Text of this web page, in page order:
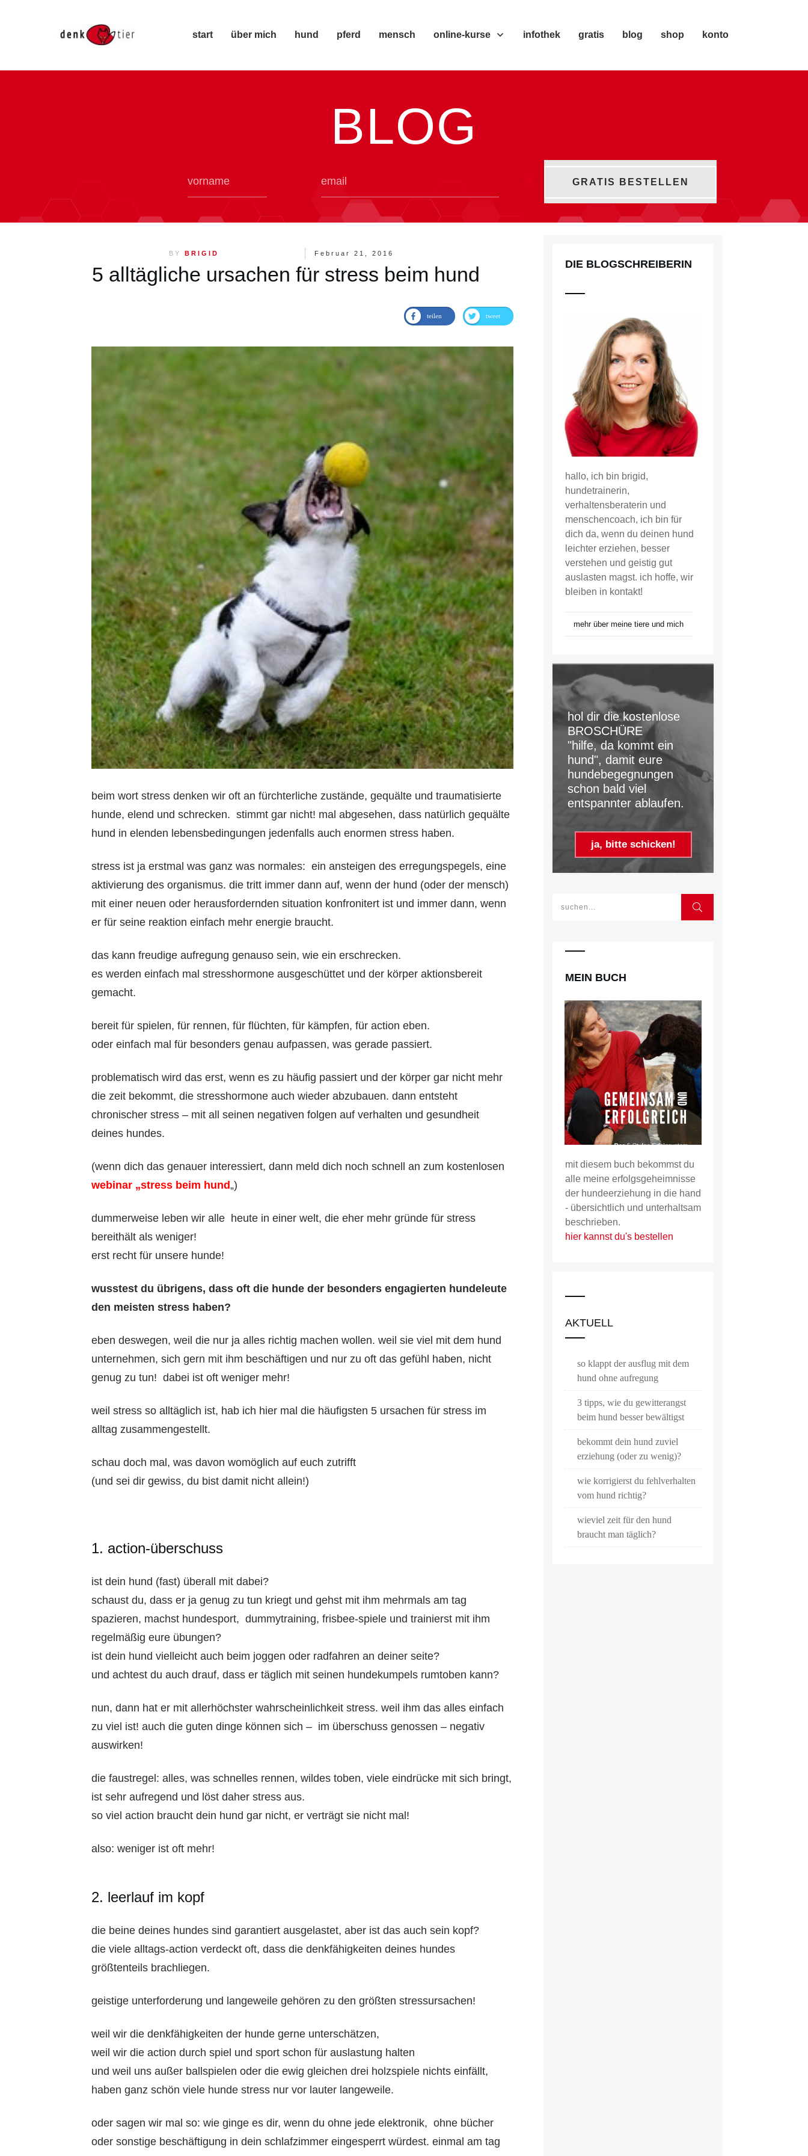
start über mich hund pferd mensch online-kurse infothek gratis blog shop konto
BLOG
GRATIS BESTELLEN
BY BRIGID Februar 21, 2016
5 alltägliche ursachen für stress beim hund
teilen tweet
beim wort stress denken wir oft an fürchterliche zustände, gequälte und traumatisierte
hunde, elend und schrecken. stimmt gar nicht! mal abgesehen, dass natürlich gequälte
hund in elenden lebensbedingungen jedenfalls auch enormen stress haben.
stress ist ja erstmal was ganz was normales: ein ansteigen des erregungspegels, eine
aktivierung des organismus. die tritt immer dann auf, wenn der hund (oder der mensch)
mit einer neuen oder herausfordernden situation konfronitert ist und immer dann, wenn
er für seine reaktion einfach mehr energie braucht.
das kann freudige aufregung genauso sein, wie ein erschrecken.
es werden einfach mal stresshormone ausgeschüttet und der körper aktionsbereit
gemacht.
bereit für spielen, für rennen, für flüchten, für kämpfen, für action eben.
oder einfach mal für besonders genau aufpassen, was gerade passiert.
problematisch wird das erst, wenn es zu häufig passiert und der körper gar nicht mehr
die zeit bekommt, die stresshormone auch wieder abzubauen. dann entsteht
chronischer stress – mit all seinen negativen folgen auf verhalten und gesundheit
deines hundes.
(wenn dich das genauer interessiert, dann meld dich noch schnell an zum kostenlosen
webinar „stress beim hund„)
dummerweise leben wir alle heute in einer welt, die eher mehr gründe für stress
bereithält als weniger!
erst recht für unsere hunde!
wusstest du übrigens, dass oft die hunde der besonders engagierten hundeleute
den meisten stress haben?
eben deswegen, weil die nur ja alles richtig machen wollen. weil sie viel mit dem hund
unternehmen, sich gern mit ihm beschäftigen und nur zu oft das gefühl haben, nicht
genug zu tun! dabei ist oft weniger mehr!
weil stress so alltäglich ist, hab ich hier mal die häufigsten 5 ursachen für stress im
alltag zusammengestellt.
schau doch mal, was davon womöglich auf euch zutrifft
(und sei dir gewiss, du bist damit nicht allein!)
1. action-überschuss
ist dein hund (fast) überall mit dabei?
schaust du, dass er ja genug zu tun kriegt und gehst mit ihm mehrmals am tag
spazieren, machst hundesport, dummytraining, frisbee-spiele und trainierst mit ihm
regelmäßig eure übungen?
ist dein hund vielleicht auch beim joggen oder radfahren an deiner seite?
und achtest du auch drauf, dass er täglich mit seinen hundekumpels rumtoben kann?
nun, dann hat er mit allerhöchster wahrscheinlichkeit stress. weil ihm das alles einfach
zu viel ist! auch die guten dinge können sich – im überschuss genossen – negativ
auswirken!
die faustregel: alles, was schnelles rennen, wildes toben, viele eindrücke mit sich bringt,
ist sehr aufregend und löst daher stress aus.
so viel action braucht dein hund gar nicht, er verträgt sie nicht mal!
also: weniger ist oft mehr!
2. leerlauf im kopf
die beine deines hundes sind garantiert ausgelastet, aber ist das auch sein kopf?
die viele alltags-action verdeckt oft, dass die denkfähigkeiten deines hundes
größtenteils brachliegen.
geistige unterforderung und langeweile gehören zu den größten stressursachen!
weil wir die denkfähigkeiten der hunde gerne unterschätzen,
weil wir die action durch spiel und sport schon für auslastung halten
und weil uns außer ballspielen oder die ewig gleichen drei holzspiele nichts einfällt,
haben ganz schön viele hunde stress nur vor lauter langeweile.
oder sagen wir mal so: wie ginge es dir, wenn du ohne jede elektronik, ohne bücher
oder sonstige beschäftigung in dein schlafzimmer eingesperrt würdest. einmal am tag
DIE BLOGSCHREIBERIN
hallo, ich bin brigid,
hundetrainerin,
verhaltensberaterin und
menschencoach, ich bin für
dich da, wenn du deinen hund
leichter erziehen, besser
verstehen und geistig gut
auslasten magst. ich hoffe, wir
bleiben in kontakt!
mehr über meine tiere und mich
hol dir die kostenlose
BROSCHÜRE
"hilfe, da kommt ein
hund", damit eure
hundebegegnungen
schon bald viel
entspannter ablaufen.
ja, bitte schicken!
MEIN BUCH
mit diesem buch bekommst du
alle meine erfolgsgeheimnisse
der hundeerziehung in die hand
- übersichtlich und unterhaltsam
beschrieben.
hier kannst du's bestellen
AKTUELL
so klappt der ausflug mit dem
hund ohne aufregung
3 tipps, wie du gewitterangst
beim hund besser bewältigst
bekommt dein hund zuviel
erziehung (oder zu wenig)?
wie korrigierst du fehlverhalten
vom hund richtig?
wieviel zeit für den hund
braucht man täglich?